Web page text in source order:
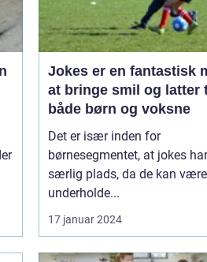
Jokes er en fantastisk
at bringe smil og latter
både børn og voksne
Det er især inden for
børnesegmentet, at jokes
særlig plads, da de kan
underholde...
17 januar 2024